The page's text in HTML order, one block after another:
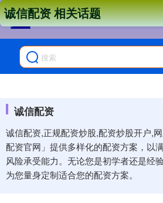
诚信配资
诚信配资,正规配资炒股,配资炒股开户,
配资官网」提供多样化的配资方案，以
风险承受能力。无论您是初学者还是经
为您量身定制适合您的配资方案。
诚信配资 相关话题